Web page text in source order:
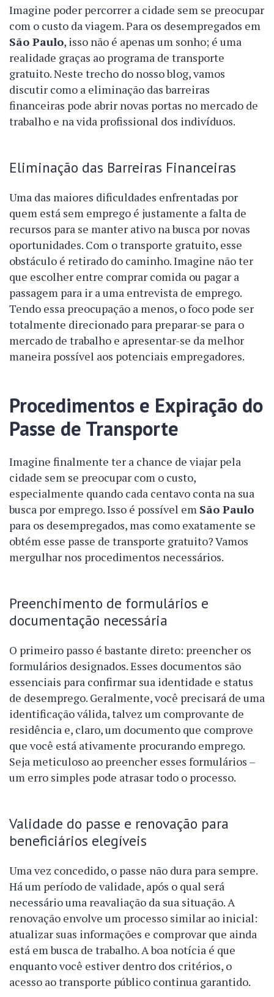
Imagine poder percorrer a cidade sem se preocupar
com o custo da viagem. Para os desempregados em
São Paulo, isso não é apenas um sonho; é uma
realidade graças ao programa de transporte
gratuito. Neste trecho do nosso blog, vamos
discutir como a eliminação das barreiras
financeiras pode abrir novas portas no mercado de
trabalho e na vida profissional dos indivíduos.
Eliminação das Barreiras Financeiras
Uma das maiores dificuldades enfrentadas por
quem está sem emprego é justamente a falta de
recursos para se manter ativo na busca por novas
oportunidades. Com o transporte gratuito, esse
obstáculo é retirado do caminho. Imagine não ter
que escolher entre comprar comida ou pagar a
passagem para ir a uma entrevista de emprego.
Tendo essa preocupação a menos, o foco pode ser
totalmente direcionado para preparar-se para o
mercado de trabalho e apresentar-se da melhor
maneira possível aos potenciais empregadores.
Procedimentos e Expiração do
Passe de Transporte
Imagine finalmente ter a chance de viajar pela
cidade sem se preocupar com o custo,
especialmente quando cada centavo conta na sua
busca por emprego. Isso é possível em São Paulo
para os desempregados, mas como exatamente se
obtém esse passe de transporte gratuito? Vamos
mergulhar nos procedimentos necessários.
Preenchimento de formulários e
documentação necessária
O primeiro passo é bastante direto: preencher os
formulários designados. Esses documentos são
essenciais para confirmar sua identidade e status
de desemprego. Geralmente, você precisará de uma
identificação válida, talvez um comprovante de
residência e, claro, um documento que comprove
que você está ativamente procurando emprego.
Seja meticuloso ao preencher esses formulários –
um erro simples pode atrasar todo o processo.
Validade do passe e renovação para
beneficiários elegíveis
Uma vez concedido, o passe não dura para sempre.
Há um período de validade, após o qual será
necessário uma reavaliação da sua situação. A
renovação envolve um processo similar ao inicial:
atualizar suas informações e comprovar que ainda
está em busca de trabalho. A boa notícia é que
enquanto você estiver dentro dos critérios, o
acesso ao transporte público continua garantido.